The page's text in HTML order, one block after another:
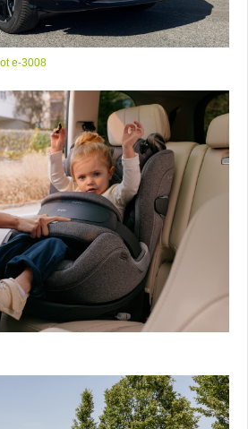
e-3008